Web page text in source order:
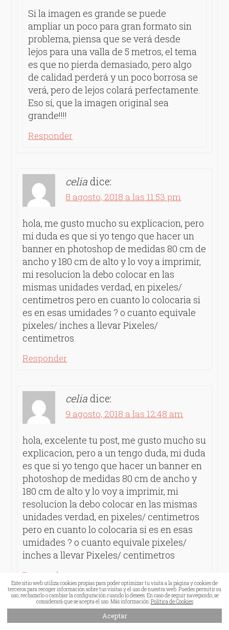
Si la imagen es grande se puede
ampliar un poco para gran formato sin
problema, piensa que se verá desde
lejos para una valla de 5 metros, el tema
es que no pierda demasiado, pero algo
de calidad perderá y un poco borrosa se
verá, pero de lejos colará perfectamente.
Eso sí, que la imagen original sea
grande!!!!
Responder
celia dice:
8 agosto, 2018 a las 11:53 pm
hola, me gusto mucho su explicacion, pero
mi duda es que si yo tengo que hacer un
banner en photoshop de medidas 80 cm de
ancho y 180 cm de alto y lo voy a imprimir,
mi resolucion la debo colocar en las
mismas unidades verdad, en pixeles/
centimetros pero en cuanto lo colocaria si
es en esas umidades ? o cuanto equivale
pixeles/ inches a llevar Pixeles/
centimetros
Responder
celia dice:
9 agosto, 2018 a las 12:48 am
hola, excelente tu post, me gusto mucho su
explicacion, pero a un tengo duda, mi duda
es que si yo tengo que hacer un banner en
photoshop de medidas 80 cm de ancho y
180 cm de alto y lo voy a imprimir, mi
resolucion la debo colocar en las mismas
unidades verdad, en pixeles/ centimetros
pero en cuanto lo colocaria si es en esas
umidades ? o cuanto equivale pixeles/
inches a llevar Pixeles/ centimetros
Responder
dice:
Este sitio web utiliza cookies propias para poder optimizar tu visita a la página y cookies de
terceros para recoger información sobre tus visitas y el uso de nuestra web. Puedes permitir su
uso, rechazarlo o cambiar la configuración cuando lo desees. En caso de seguir navegando, se
considerará que se acepta el uso. Más información:Política de Cookies
Aceptar